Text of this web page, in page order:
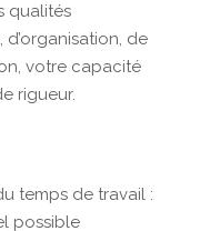
qualités
de
votre capacité
rigueur.
temps de travail :
possible